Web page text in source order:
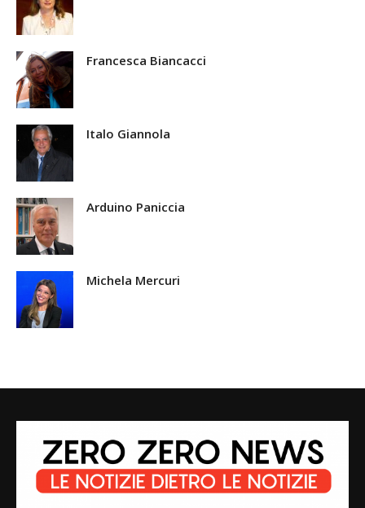
Francesca Biancacci
Italo Giannola
Arduino Paniccia
Michela Mercuri